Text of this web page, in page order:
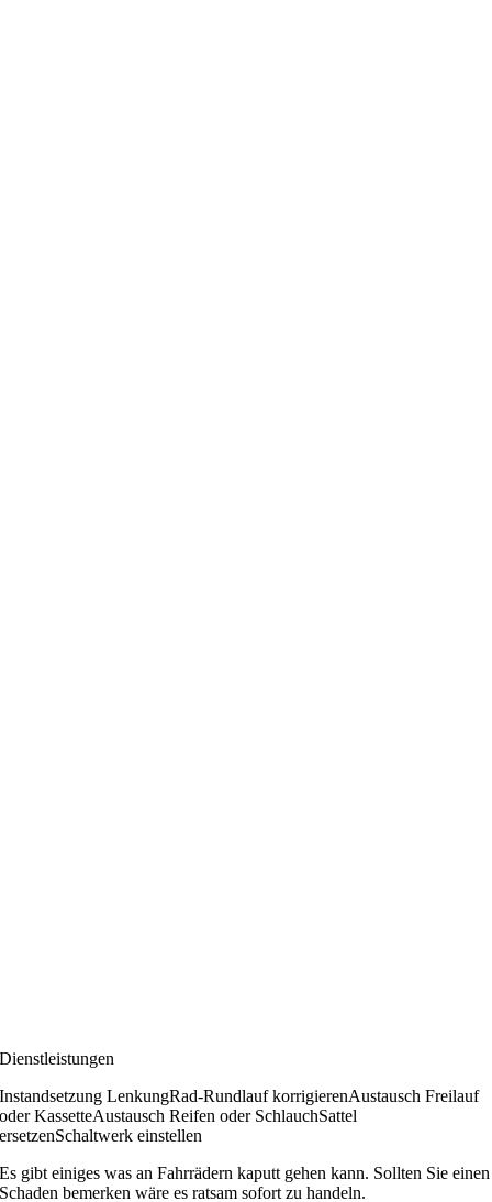
Dienstleistungen
Instandsetzung LenkungRad-Rundlauf korrigierenAustausch Freilauf
oder KassetteAustausch Reifen oder SchlauchSattel
ersetzenSchaltwerk einstellen
Es gibt einiges was an Fahrrädern kaputt gehen kann. Sollten Sie einen
Schaden bemerken wäre es ratsam sofort zu handeln.